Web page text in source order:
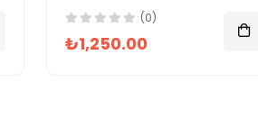
(0)
₺1,250.00